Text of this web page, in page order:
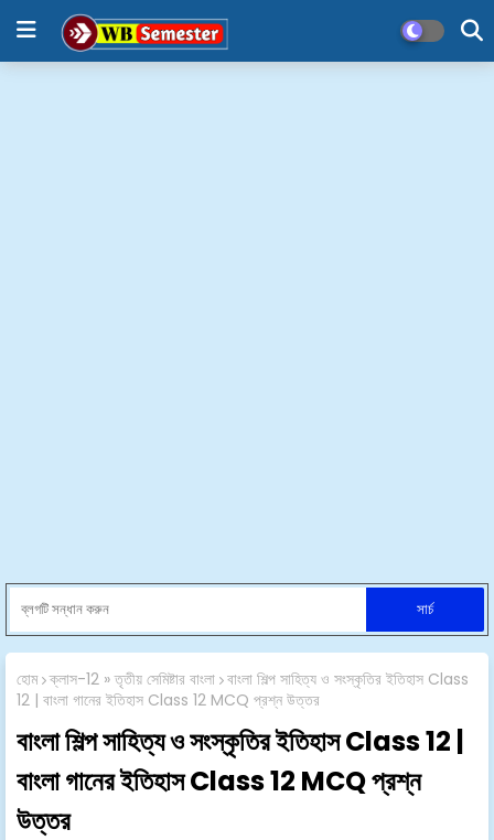
হোম ক্লাস-12 » তৃতীয় সেমিষ্টার বাংলা বাংলা শিল্প সাহিত্য ও সংস্কৃতির ইতিহাস Class
12 | বাংলা গানের ইতিহাস Class 12 MCQ প্রশ্ন উত্তর
বাংলা শিল্প সাহিত্য ও সংস্কৃতির ইতিহাস Class 12 |
বাংলা গানের ইতিহাস Class 12 MCQ প্রশ্ন
উত্তর